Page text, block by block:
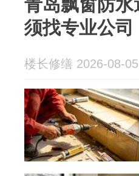
青岛飘窗防
须找专业公司
楼长修缮 2026-08-05